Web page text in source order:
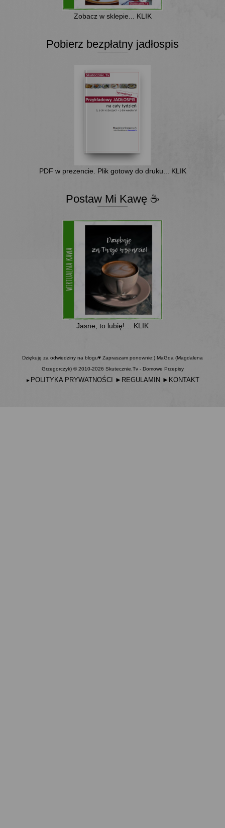
Zobacz w sklepie... KLIK
Pobierz bezpłatny jadłospis
PDF w prezencie. Plik gotowy do druku... KLIK
Postaw Mi Kawę ☕
Jasne, to lubię!… KLIK
Dziękuję za odwiedziny na blogu♥ Zapraszam ponownie:) MaGda (Magdalena
Grzegorczyk) © 2010-2026 Skutecznie.Tv - Domowe Przepisy
► POLITYKA PRYWATNOŚCI ► REGULAMIN ► KONTAKT